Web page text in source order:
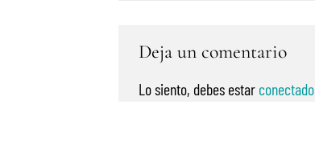
Deja un comentario
Lo siento, debes estar conectado